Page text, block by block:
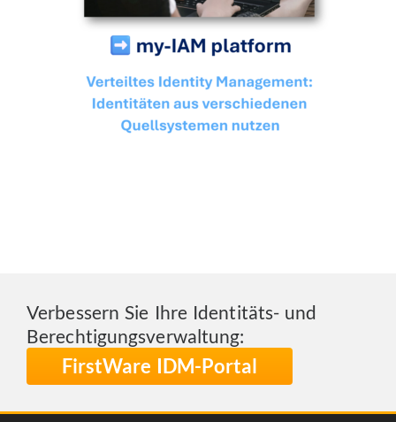
Verbessern Sie Ihre Identitäts- und
Berechtigungsverwaltung:
FirstWare IDM-Portal